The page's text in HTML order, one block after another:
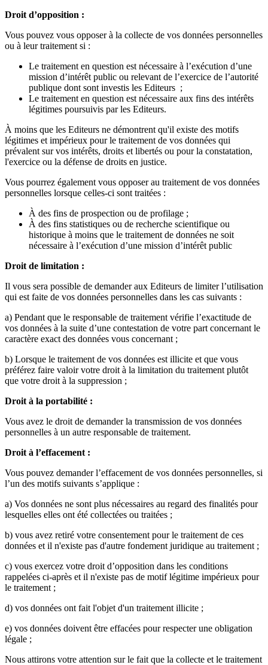
Droit d’opposition :
Vous pouvez vous opposer à la collecte de vos données personnelles
ou à leur traitement si :
Le traitement en question est nécessaire à l’exécution d’une
mission d’intérêt public ou relevant de l’exercice de l’autorité
publique dont sont investis les Editeurs ;
Le traitement en question est nécessaire aux fins des intérêts
légitimes poursuivis par les Editeurs.
À moins que les Editeurs ne démontrent qu'il existe des motifs
légitimes et impérieux pour le traitement de vos données qui
prévalent sur vos intérêts, droits et libertés ou pour la constatation,
l'exercice ou la défense de droits en justice.
Vous pourrez également vous opposer au traitement de vos données
personnelles lorsque celles-ci sont traitées :
À des fins de prospection ou de profilage ;
À des fins statistiques ou de recherche scientifique ou
historique à moins que le traitement de données ne soit
nécessaire à l’exécution d’une mission d’intérêt public
Droit de limitation :
Il vous sera possible de demander aux Editeurs de limiter l’utilisation
qui est faite de vos données personnelles dans les cas suivants :
a) Pendant que le responsable de traitement vérifie l’exactitude de
vos données à la suite d’une contestation de votre part concernant le
caractère exact des données vous concernant ;
b) Lorsque le traitement de vos données est illicite et que vous
préférez faire valoir votre droit à la limitation du traitement plutôt
que votre droit à la suppression ;
Droit à la portabilité :
Vous avez le droit de demander la transmission de vos données
personnelles à un autre responsable de traitement.
Droit à l’effacement :
Vous pouvez demander l’effacement de vos données personnelles, si
l’un des motifs suivants s’applique :
a) Vos données ne sont plus nécessaires au regard des finalités pour
lesquelles elles ont été collectées ou traitées ;
b) vous avez retiré votre consentement pour le traitement de ces
données et il n'existe pas d'autre fondement juridique au traitement ;
c) vous exercez votre droit d’opposition dans les conditions
rappelées ci-après et il n'existe pas de motif légitime impérieux pour
le traitement ;
d) vos données ont fait l'objet d'un traitement illicite ;
e) vos données doivent être effacées pour respecter une obligation
légale ;
Nous attirons votre attention sur le fait que la collecte et le traitement